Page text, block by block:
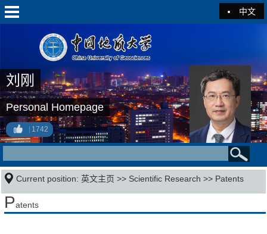
中文
刘刚
Personal Homepage
1742
Current position:英文主页 >> Scientific Research >> Patents
Patents